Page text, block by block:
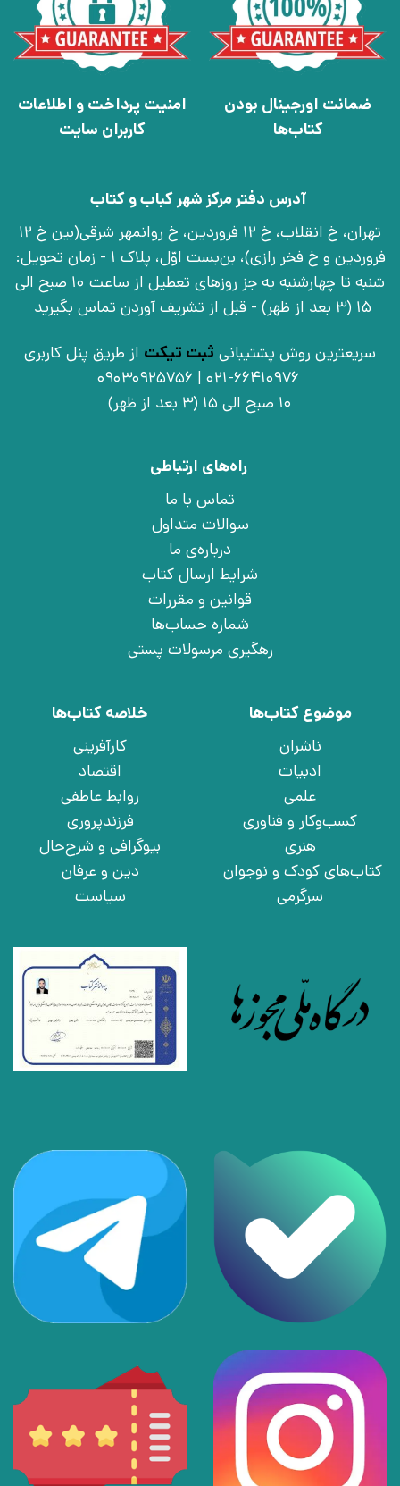
ضمانت اورجینال بودن
کتاب‌ها
امنیت پرداخت و اطلاعات
کاربران سایت
آدرس دفتر مرکز شهر کباب و کتاب
تهران، خ انقلاب، خ 12 فروردین، خ روانمهر شرقی(بین خ 12
فروردین و خ فخر رازی)، بن‌بست اوّل، پلاک 1 - زمان تحویل:
شنبه تا چهارشنبه به جز روزهای تعطیل از ساعت 10 صبح الی
15 (3 بعد از ظهر) - قبل از تشریف آوردن تماس بگیرید
سریعترین روش پشتیبانی ثبت تیکت از طریق پنل کاربری
021-66410976 | 09030925756
10 صبح الی 15 (3 بعد از ظهر)
راه‌های ارتباطی
تماس با ما
سوالات متداول
درباره‌ی ما
شرایط ارسال کتاب
قوانین و مقررات
شماره حساب‌ها
رهگیری مرسولات پستی
موضوع کتاب‌ها
ناشران
ادبیات
علمی
کسب‌وکار و فناوری
هنری
کتاب‌های کودک و نوجوان
سرگرمی
خلاصه کتاب‌ها
کارآفرینی
اقتصاد
روابط عاطفی
فرزندپروری
بیوگرافی و شرح‌حال
دین و عرفان
سیاست